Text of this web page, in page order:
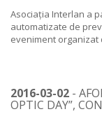
Asociația Interlan a
automatizate de
eveniment organizat
2016-03-02 -
OPTIC DAY”,